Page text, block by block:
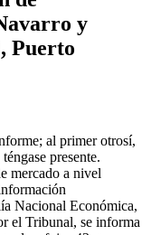
y
Puerto
al primer otrosí,
presente.
mercado a nivel
Nacional Económica,
el Tribunal, se informa